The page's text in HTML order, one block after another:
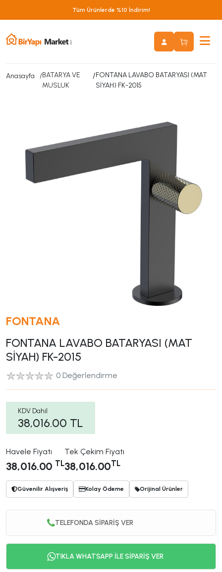
Tüm Ürünlerde %10 İndirim!
Anasayfa
BATARYA VE
MUSLUK
/FONTANA LAVABO BATARYASI (MAT
SİYAH) FK-2015
FONTANA
FONTANA LAVABO BATARYASI (MAT
SİYAH) FK-2015
0 Değerlendirme
KDV Dahil
38,016.00 TL
Havele Fiyatı
38,016.00 TL
Tek Çekim Fiyatı
38,016.00TL
Güvenilir Alışveriş Kolay Ödeme Orijinal Ürünler
TELEFONDA SİPARİŞ VER
TIKLA WHATSAPP İLE SİPARİŞ VER